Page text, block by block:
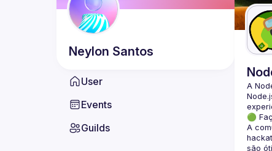
Neylon Santos
User
Events
Guilds
A
🟢
A